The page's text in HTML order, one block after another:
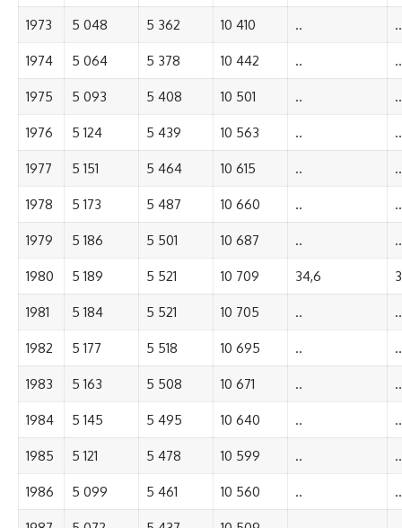
1973 5 048 5 362 10 410 .. ..
1974 5 064 5 378 10 442 .. ..
1975 5 093 5 408 10 501 .. ..
1976 5 124 5 439 10 563 .. ..
1977 5 151 5 464 10 615 .. ..
1978 5 173 5 487 10 660 .. ..
1979 5 186 5 501 10 687 .. ..
1980 5 189 5 521 10 709 34,6
1981 5 184 5 521 10 705 .. ..
1982 5 177 5 518 10 695 .. ..
1983 5 163 5 508 10 671 .. ..
1984 5 145 5 495 10 640 .. ..
1985 5 121 5 478 10 599 .. ..
1986 5 099 5 461 10 560 .. ..